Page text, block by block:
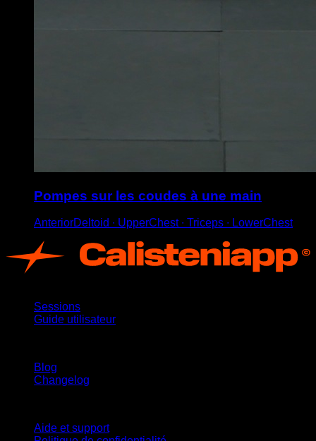
Pompes sur les coudes à une main
AnteriorDeltoid ∙ UpperChest ∙ Triceps ∙ LowerChest
Sessions
Guide utilisateur
Blog
Changelog
Aide et support